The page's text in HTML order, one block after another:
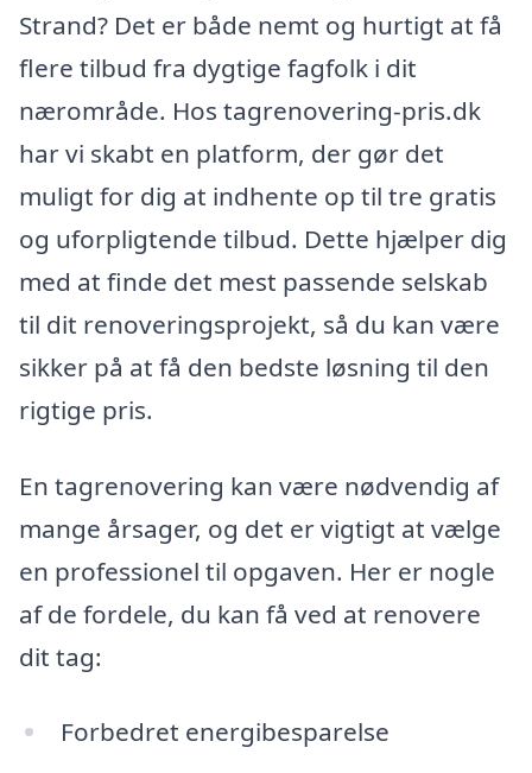
Strand? Det er både nemt og hurtigt at få
flere tilbud fra dygtige fagfolk i dit
nærområde. Hos tagrenovering-pris.dk
har vi skabt en platform, der gør det
muligt for dig at indhente op til tre gratis
og uforpligtende tilbud. Dette hjælper dig
med at finde det mest passende selskab
til dit renoveringsprojekt, så du kan være
sikker på at få den bedste løsning til den
rigtige pris.
En tagrenovering kan være nødvendig af
mange årsager, og det er vigtigt at vælge
en professionel til opgaven. Her er nogle
af de fordele, du kan få ved at renovere
dit tag:
Forbedret energibesparelse